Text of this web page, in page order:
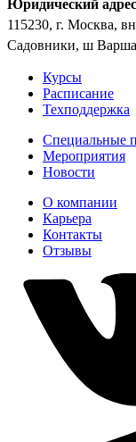
Юридический
115230, г. Москва,
Садовники, ш
Курсы
Расписание
Техподдержка
Специальные
Мероприятия
Новости
О компании
Карьера
Контакты
Отзывы